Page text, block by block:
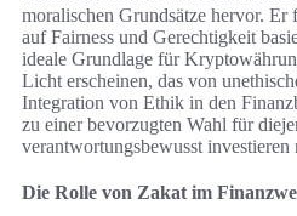
moralischen Grundsätze hervor. Er
auf Fairness und Gerechtigkeit
ideale Grundlage für
Licht erscheinen, das von
Integration von Ethik in den
zu einer bevorzugten Wahl für
verantwortungsbewusst investieren
Die Rolle von Zakat im